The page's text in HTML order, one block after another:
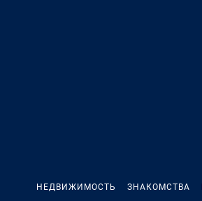
НЕДВИЖИМОСТЬ ЗНАКОМСТВА